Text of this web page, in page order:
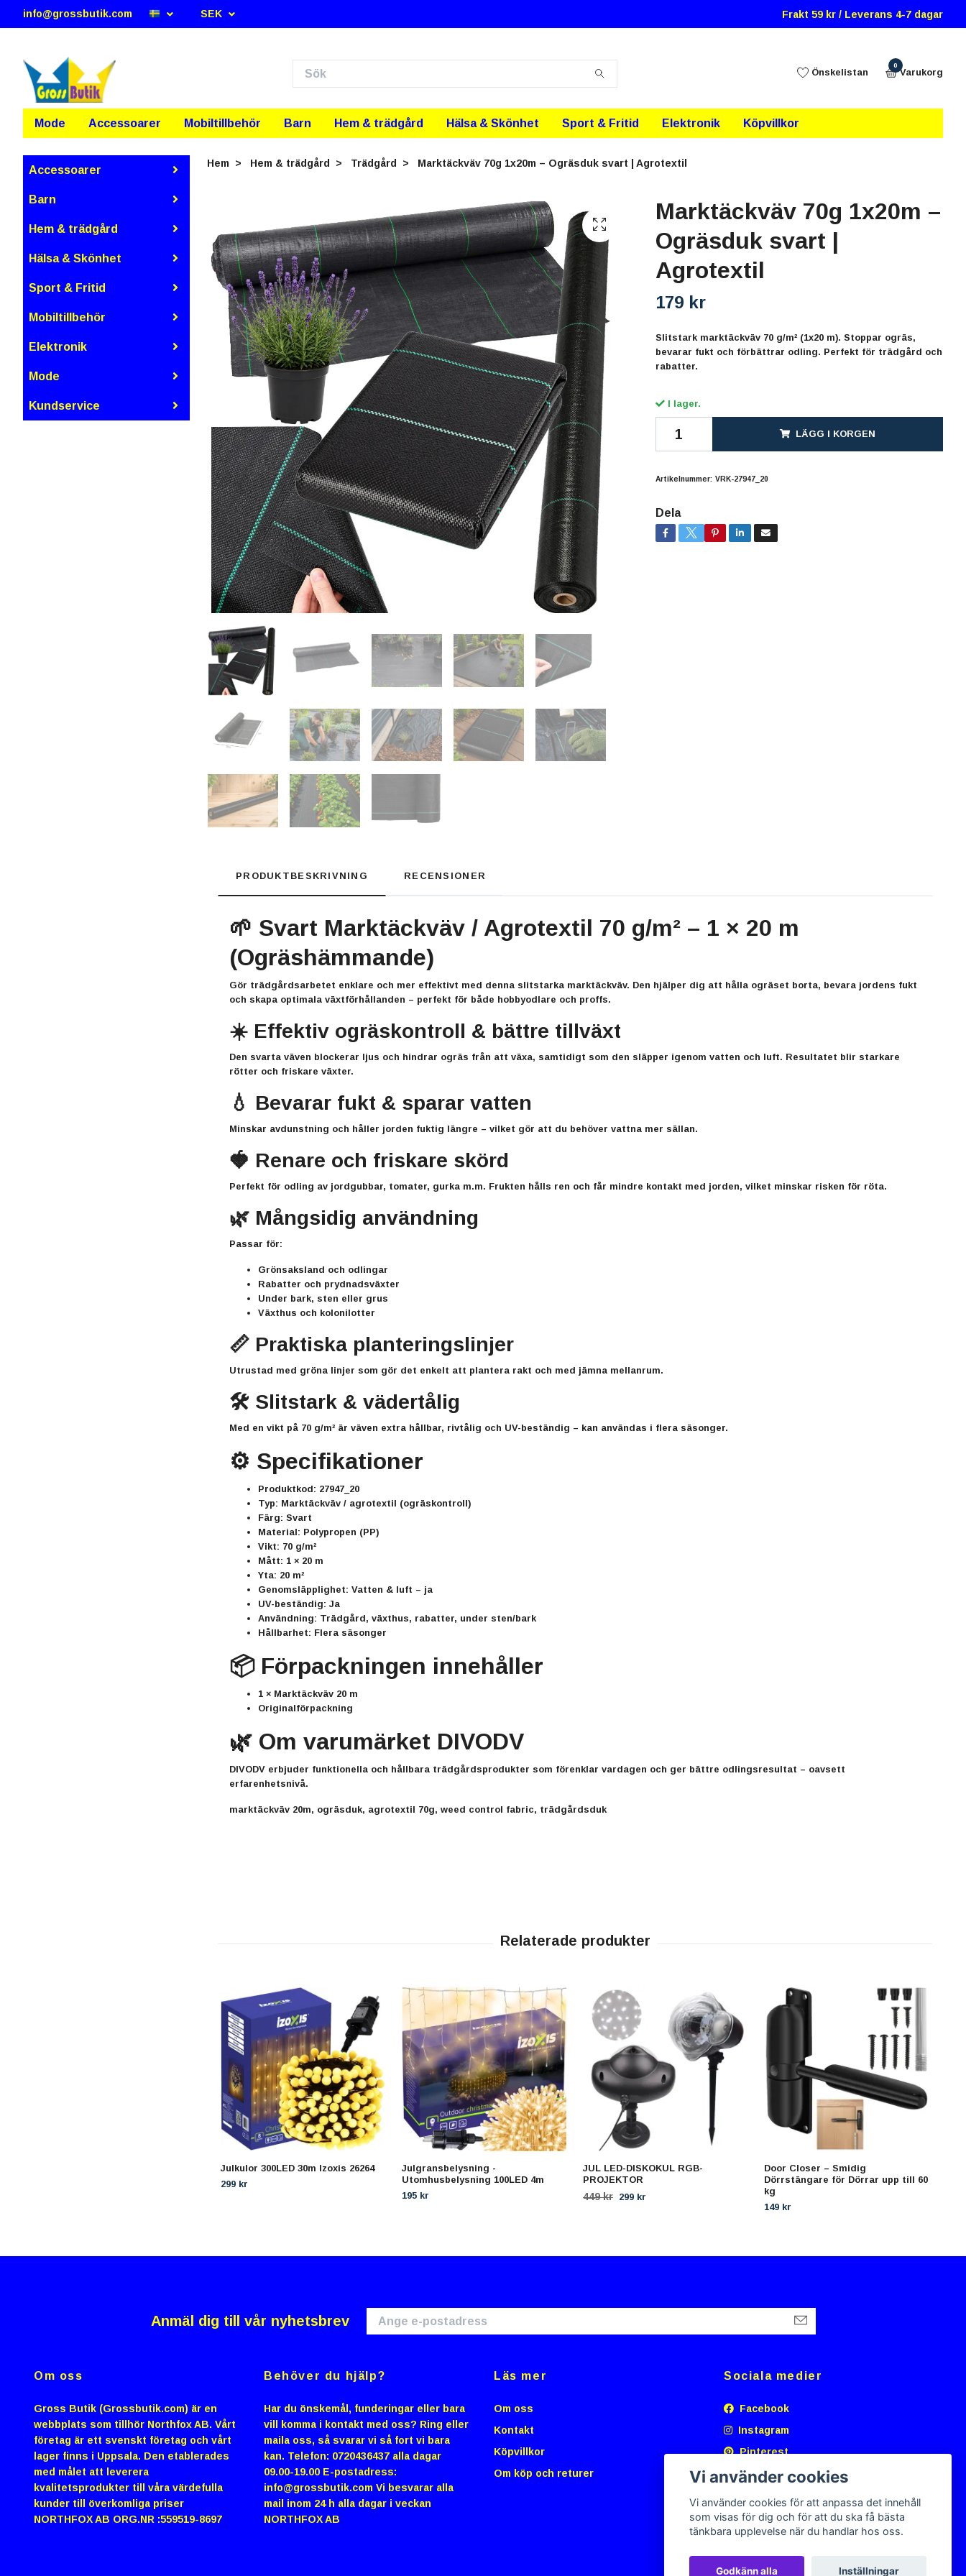
info@grossbutik.com SEK Frakt 59 kr / Leverans 4-7 dagar
Önskelistan
0
Varukorg
Mode Accessoarer Mobiltillbehör Barn Hem & trädgård Hälsa & Skönhet Sport & Fritid Elektronik Köpvillkor
Accessoarer
Barn
Hem & trädgård
Hälsa & Skönhet
Sport & Fritid
Mobiltillbehör
Elektronik
Mode
Kundservice
Hem Hem & trädgård Trädgård Marktäckväv 70g 1x20m – Ogräsduk svart | Agrotextil
Marktäckväv 70g 1x20m –
Ogräsduk svart |
Agrotextil
179 kr
Slitstark marktäckväv 70 g/m² (1x20 m). Stoppar ogräs,
bevarar fukt och förbättrar odling. Perfekt för trädgård och
rabatter.
I lager.
LÄGG I KORGEN
Artikelnummer: VRK-27947_20
Dela
PRODUKTBESKRIVNING RECENSIONER
🌱 Svart Marktäckväv / Agrotextil 70 g/m² – 1 × 20 m
(Ogräshämmande)
Gör trädgårdsarbetet enklare och mer effektivt med denna slitstarka marktäckväv. Den hjälper dig att hålla ogräset borta, bevara jordens fukt
och skapa optimala växtförhållanden – perfekt för både hobbyodlare och proffs.
☀️ Effektiv ogräskontroll & bättre tillväxt
Den svarta väven blockerar ljus och hindrar ogräs från att växa, samtidigt som den släpper igenom vatten och luft. Resultatet blir starkare
rötter och friskare växter.
💧 Bevarar fukt & sparar vatten
Minskar avdunstning och håller jorden fuktig längre – vilket gör att du behöver vattna mer sällan.
🍓 Renare och friskare skörd
Perfekt för odling av jordgubbar, tomater, gurka m.m. Frukten hålls ren och får mindre kontakt med jorden, vilket minskar risken för röta.
🌿 Mångsidig användning
Passar för:
Grönsaksland och odlingar
Rabatter och prydnadsväxter
Under bark, sten eller grus
Växthus och kolonilotter
📏 Praktiska planteringslinjer
Utrustad med gröna linjer som gör det enkelt att plantera rakt och med jämna mellanrum.
🛠️ Slitstark & vädertålig
Med en vikt på 70 g/m² är väven extra hållbar, rivtålig och UV-beständig – kan användas i flera säsonger.
⚙️ Specifikationer
Produktkod: 27947_20
Typ: Marktäckväv / agrotextil (ogräskontroll)
Färg: Svart
Material: Polypropen (PP)
Vikt: 70 g/m²
Mått: 1 × 20 m
Yta: 20 m²
Genomsläpplighet: Vatten & luft – ja
UV-beständig: Ja
Användning: Trädgård, växthus, rabatter, under sten/bark
Hållbarhet: Flera säsonger
📦 Förpackningen innehåller
1 × Marktäckväv 20 m
Originalförpackning
🌿 Om varumärket DIVODV
DIVODV erbjuder funktionella och hållbara trädgårdsprodukter som förenklar vardagen och ger bättre odlingsresultat – oavsett
erfarenhetsnivå.
marktäckväv 20m, ogräsduk, agrotextil 70g, weed control fabric, trädgårdsduk
Julkulor 300LED 30m Izoxis 26264
299 kr
Julgransbelysning -
Utomhusbelysning 100LED 4m
195 kr
JUL LED-DISKOKUL RGB-
PROJEKTOR
449 kr 299 kr
Door Closer – Smidig
Dörrstängare för Dörrar upp till 60
kg
149 kr
Anmäl dig till vår nyhetsbrev
Om oss
Gross Butik (Grossbutik.com) är en
webbplats som tillhör Northfox AB. Vårt
företag är ett svenskt företag och vårt
lager finns i Uppsala. Den etablerades
med målet att leverera
kvalitetsprodukter till våra värdefulla
kunder till överkomliga priser
NORTHFOX AB ORG.NR :559519-8697
Behöver du hjälp?
Har du önskemål, funderingar eller bara
vill komma i kontakt med oss? Ring eller
maila oss, så svarar vi så fort vi bara
kan. Telefon: 0720436437 alla dagar
09.00-19.00 E-postadress:
info@grossbutik.com Vi besvarar alla
mail inom 24 h alla dagar i veckan
NORTHFOX AB
Läs mer
Om oss
Kontakt
Köpvillkor
Om köp och returer
Sociala medier
Facebook
Instagram
Pinterest
Vi använder cookies
Vi använder cookies för att anpassa det innehåll
som visas för dig och för att du ska få bästa
tänkbara upplevelse när du handlar hos oss.
Godkänn alla Inställningar